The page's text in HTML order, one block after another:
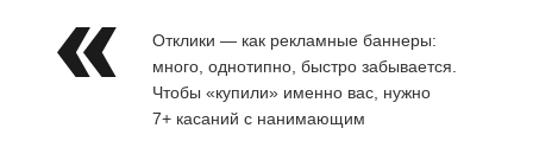
Отклики — как рекламные баннеры:
много, однотипно, быстро забывается.
Чтобы «купили» именно вас, нужно
7+ касаний с нанимающим